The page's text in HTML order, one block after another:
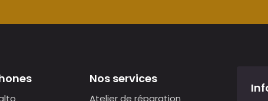
Nos services
Atelier de réparation